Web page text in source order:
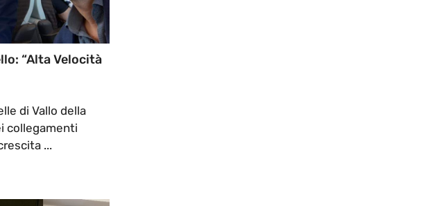
“Alta Velocità
di Vallo della
collegamenti
...